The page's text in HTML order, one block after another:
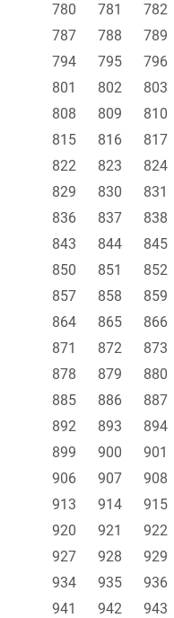
780
781 782
787
788 789
794
795 796
801
802 803
808
809 810
815
816 817
822
823 824
829
830 831
836
837 838
843
844 845
850
851 852
857
858 859
864
865 866
871
872 873
878
879 880
885
886 887
892
893 894
899
900 901
906
907 908
913
914 915
920
921 922
927
928 929
934
935 936
941
942 943